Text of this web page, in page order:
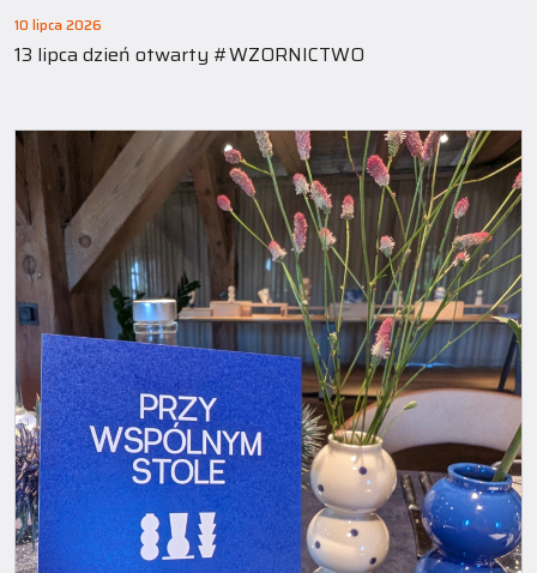
10 lipca 2026
13 lipca dzień otwarty #WZORNICTWO